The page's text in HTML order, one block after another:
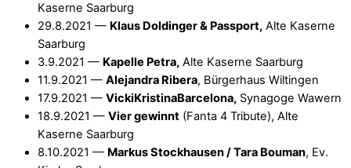
Kaserne Saarburg
29.8.2021 — Klaus Doldinger & Passport, Alte Kaserne
Saarburg
3.9.2021 — Kapelle Petra, Alte Kaserne Saarburg
11.9.2021 — Alejandra Ribera, Bürgerhaus Wiltingen
17.9.2021 — VickiKristinaBarcelona, Synagoge Wawern
18.9.2021 — Vier gewinnt (Fanta 4 Tribute), Alte
Kaserne Saarburg
8.10.2021 — Markus Stockhausen / Tara Bouman, Ev.